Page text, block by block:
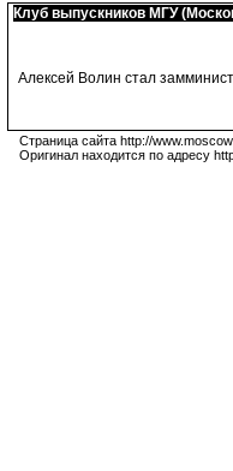
Клуб выпускников МГУ
Алексей Волин стал
Страница сайта http://
Оригинал находится по адресу